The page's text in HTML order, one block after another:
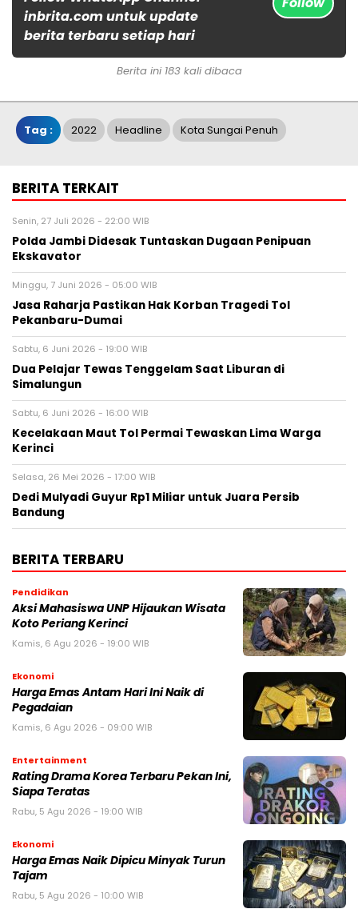
inbrita.com untuk update
berita terbaru setiap hari
Berita ini 183 kali dibaca
Tag : 2022 Headline Kota Sungai Penuh
BERITA TERKAIT
Senin, 27 Juli 2026 - 22:00 WIB
Polda Jambi Didesak Tuntaskan Dugaan Penipuan
Ekskavator
Minggu, 7 Juni 2026 - 05:00 WIB
Jasa Raharja Pastikan Hak Korban Tragedi Tol
Pekanbaru-Dumai
Sabtu, 6 Juni 2026 - 19:00 WIB
Dua Pelajar Tewas Tenggelam Saat Liburan di
Simalungun
Sabtu, 6 Juni 2026 - 16:00 WIB
Kecelakaan Maut Tol Permai Tewaskan Lima Warga
Kerinci
Selasa, 26 Mei 2026 - 17:00 WIB
Dedi Mulyadi Guyur Rp1 Miliar untuk Juara Persib
Bandung
BERITA TERBARU
Pendidikan
Aksi Mahasiswa UNP Hijaukan Wisata
Koto Periang Kerinci
Kamis, 6 Agu 2026 - 19:00 WIB
Ekonomi
Harga Emas Antam Hari Ini Naik di
Pegadaian
Kamis, 6 Agu 2026 - 09:00 WIB
Entertainment
Rating Drama Korea Terbaru Pekan Ini,
Siapa Teratas
Rabu, 5 Agu 2026 - 19:00 WIB
Ekonomi
Harga Emas Naik Dipicu Minyak Turun
Tajam
Rabu, 5 Agu 2026 - 10:00 WIB